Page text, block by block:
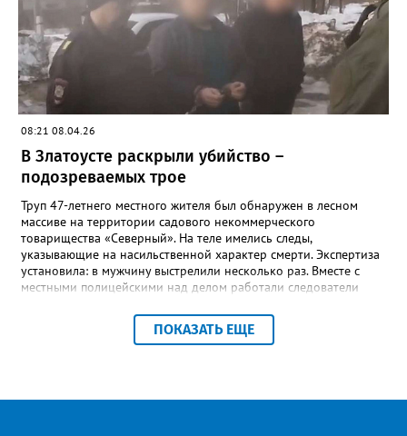
08:21 08.04.26
В Златоусте раскрыли убийство –
подозреваемых трое
Труп 47-летнего местного жителя был обнаружен в лесном
массиве на территории садового некоммерческого
товарищества «Северный». На теле имелись следы,
указывающие на насильственной характер смерти. Экспертиза
установила: в мужчину выстрелили несколько раз. Вместе с
местными полицейскими над делом работали следователи
уголовного розыска регионального полицейского главка.
Причинами убийства, отметили в златоустовском ОВМД, могли
результате проведенного комплекса мероприятий, в том числе
ПОКАЗАТЬ ЕЩЕ